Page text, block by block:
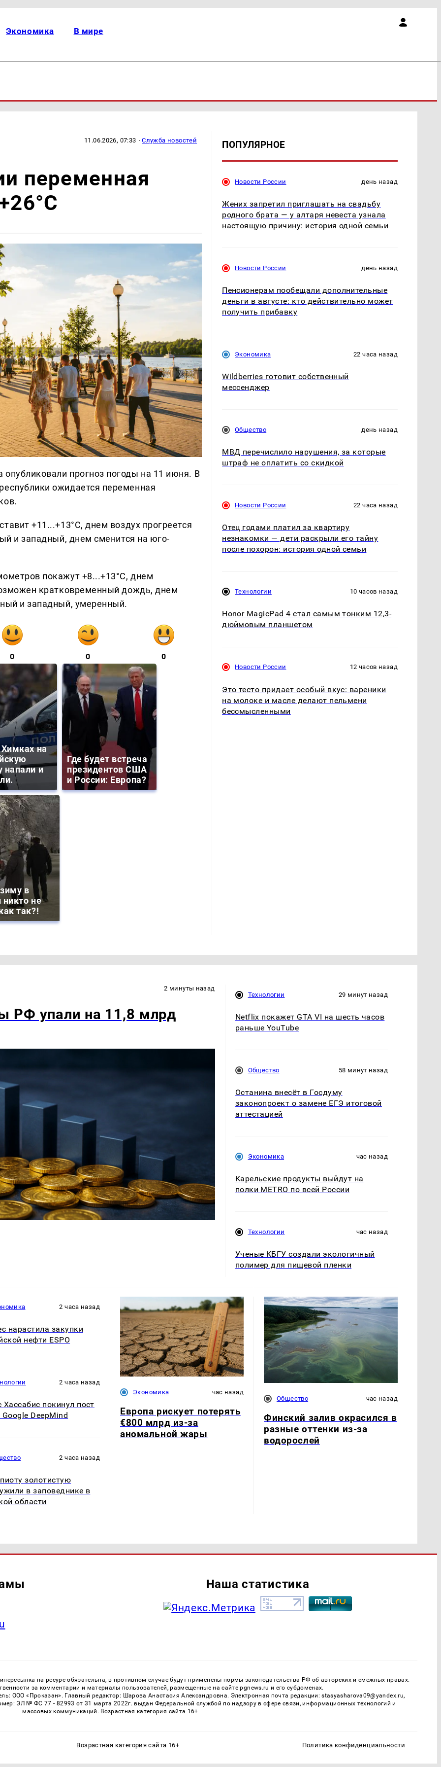
Экономика В мире
11.06.2026, 07:33 ·Служба новостей
переменная
прогноз погоды на 11 июня. В
ожидается переменная
+11...+13°С, днем воздух прогреется
и западный, днем сменится на юго-
покажут +8...+13°С, днем
кратковременный дождь, днем
и западный, умеренный.
0 0 0
на
напали и
Где будет встреча
президентов США
и России: Европа?
в
никто не
так?!
ПОПУЛЯРНОЕ
Новости России день назад
Жених запретил приглашать на свадьбу
родного брата — у алтаря невеста узнала
настоящую причину: история одной семьи
Новости России день назад
Пенсионерам пообещали дополнительные
деньги в августе: кто действительно может
получить прибавку
Экономика 22 часа назад
Wildberries готовит собственный
мессенджер
Общество день назад
МВД перечислило нарушения, за которые
штраф не оплатить со скидкой
Новости России 22 часа назад
Отец годами платил за квартиру
незнакомки — дети раскрыли его тайну
после похорон: история одной семьи
Технологии 10 часов назад
Honor MagicPad 4 стал самым тонким 12,3-
дюймовым планшетом
Новости России 12 часов назад
Это тесто придает особый вкус: вареники
на молоке и масле делают пельмени
бессмысленными
2 минуты назад
РФ упали на 11,8 млрд
Технологии 29 минут назад
Netflix покажет GTA VI на шесть часов
раньше YouTube
Общество 58 минут назад
Останина внесёт в Госдуму
законопроект о замене ЕГЭ итоговой
аттестацией
Экономика час назад
Карельские продукты выйдут на
полки METRO по всей России
Технологии час назад
Ученые КБГУ создали экологичный
полимер для пищевой пленки
2 часа назад
нарастила закупки
нефти ESPO
2 часа назад
покинул пост
DeepMind
2 часа назад
золотистую
в заповеднике в
области
Экономика час назад
Европа рискует потерять
€800 млрд из-за
аномальной жары
Общество час назад
Финский залив окрасился в
разные оттенки из-за
водорослей
Наша статистика
на ресурс обязательна, в противном случае будут применены нормы законодательства РФ об авторских и смежных правах.
за комментарии и материалы пользователей, размещенные на сайте pgnews.ru и его субдоменах.
ООО «Проказан». Главный редактор: Шарова Анастасия Александровна. Электронная почта редакции: stasyasharova09@yandex.ru,
ЭЛ № ФС 77 - 82993 от 31 марта 2022г. выдан Федеральной службой по надзору в сфере связи, информационных технологий и
массовых коммуникаций. Возрастная категория сайта 16+
Возрастная категория сайта 16+ Политика конфиденциальности